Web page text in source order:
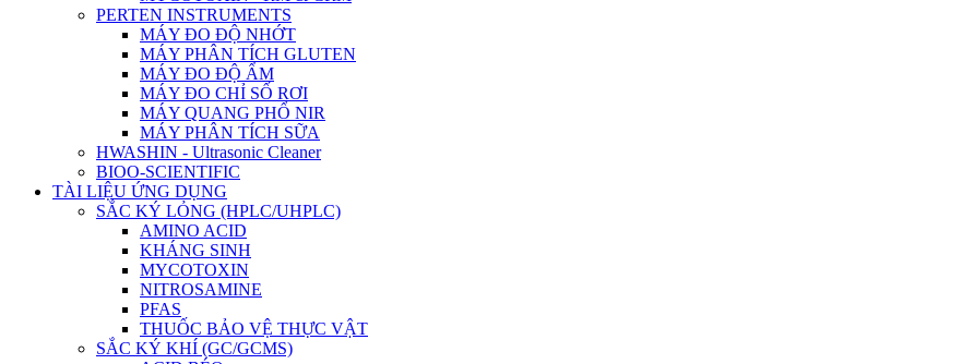
PERTEN INSTRUMENTS
MÁY ĐO ĐỘ NHỚT
MÁY PHÂN TÍCH GLUTEN
MÁY ĐO ĐỘ ẨM
MÁY ĐO CHỈ SỐ RƠI
MÁY QUANG PHỔ NIR
MÁY PHÂN TÍCH SỮA
HWASHIN - Ultrasonic Cleaner
BIOO-SCIENTIFIC
TÀI LIỆU ỨNG DỤNG
SẮC KÝ LỎNG (HPLC/UHPLC)
AMINO ACID
KHÁNG SINH
MYCOTOXIN
NITROSAMINE
PFAS
THUỐC BẢO VỆ THỰC VẬT
SẮC KÝ KHÍ (GC/GCMS)